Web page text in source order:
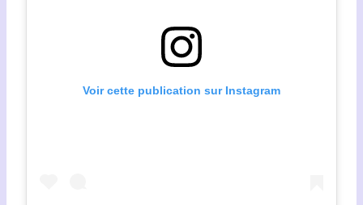
Voir cette publication sur Instagram